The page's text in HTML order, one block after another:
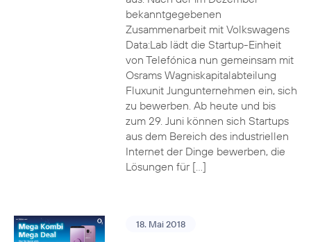
bekanntgegebenen
Zusammenarbeit mit Volkswagens
Data:Lab lädt die Startup-Einheit
von Telefónica nun gemeinsam mit
Osrams Wagniskapitalabteilung
Fluxunit Jungunternehmen ein, sich
zu bewerben. Ab heute und bis
zum 29. Juni können sich Startups
aus dem Bereich des industriellen
Internet der Dinge bewerben, die
Lösungen für […]
18. Mai 2018